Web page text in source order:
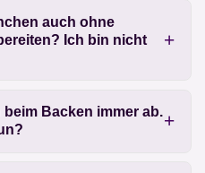
auch ohne
Ich bin nicht
Backen immer ab.